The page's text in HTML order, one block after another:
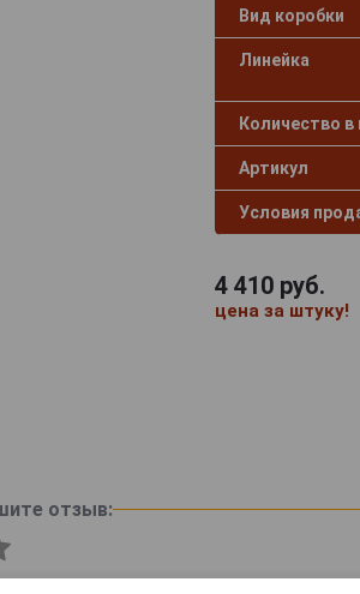
Вид коробки
Линейка
Количество в
Артикул
Условия
4 410руб.
цена за штуку!
отзыв: